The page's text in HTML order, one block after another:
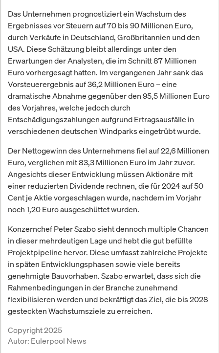
Das Unternehmen prognostiziert ein Wachstum des
Ergebnisses vor Steuern auf 70 bis 90 Millionen Euro,
durch Verkäufe in Deutschland, Großbritannien und den
USA. Diese Schätzung bleibt allerdings unter den
Erwartungen der Analysten, die im Schnitt 87 Millionen
Euro vorhergesagt hatten. Im vergangenen Jahr sank das
Vorsteuerergebnis auf 36,2 Millionen Euro – eine
dramatische Abnahme gegenüber den 95,5 Millionen Euro
des Vorjahres, welche jedoch durch
Entschädigungszahlungen aufgrund Ertragsausfälle in
verschiedenen deutschen Windparks eingetrübt wurde.
Der Nettogewinn des Unternehmens fiel auf 22,6 Millionen
Euro, verglichen mit 83,3 Millionen Euro im Jahr zuvor.
Angesichts dieser Entwicklung müssen Aktionäre mit
einer reduzierten Dividende rechnen, die für 2024 auf 50
Cent je Aktie vorgeschlagen wurde, nachdem im Vorjahr
noch 1,20 Euro ausgeschüttet wurden.
Konzernchef Peter Szabo sieht dennoch multiple Chancen
in dieser mehrdeutigen Lage und hebt die gut befüllte
Projektpipeline hervor. Diese umfasst zahlreiche Projekte
in späten Entwicklungsphasen sowie viele bereits
genehmigte Bauvorhaben. Szabo erwartet, dass sich die
Rahmenbedingungen in der Branche zunehmend
flexibilisieren werden und bekräftigt das Ziel, die bis 2028
gesteckten Wachstumsziele zu erreichen.
Copyright 2025
Autor: Eulerpool News